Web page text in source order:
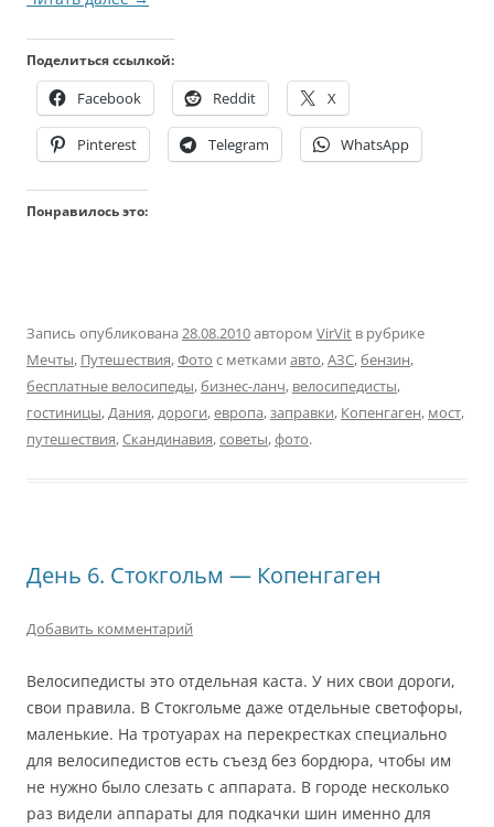
Поделиться ссылкой:
Facebook Reddit X
Pinterest Telegram WhatsApp
Понравилось это:
Запись опубликована 28.08.2010автором VirVit в рубрике
Мечты, Путешествия,Фото с метками авто,АЗС,бензин,
бесплатные велосипеды,бизнес-ланч, велосипедисты,
гостиницы,Дания,дороги,европа,заправки, Копенгаген, мост,
путешествия,Скандинавия,советы,фото.
День 6. Стокгольм — Копенгаген
Добавить комментарий
Велосипедисты это отдельная каста. У них свои дороги,
свои правила. В Стокгольме даже отдельные светофоры,
маленькие. На тротуарах на перекрестках специально
для велосипедистов есть съезд без бордюра, чтобы им
не нужно было слезать с аппарата. В городе несколько
раз видели аппараты для подкачки шин именно для